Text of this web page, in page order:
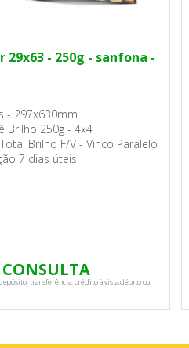
29x63 - 250g - sanfona -
- 297x630mm
Brilho 250g - 4x4
Brilho F/V - Vinco Paralelo
7 dias úteis
CONSULTA
transferência, crédito à vista,débito ou